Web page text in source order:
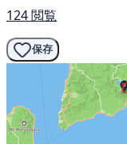
124 閲覧
保存